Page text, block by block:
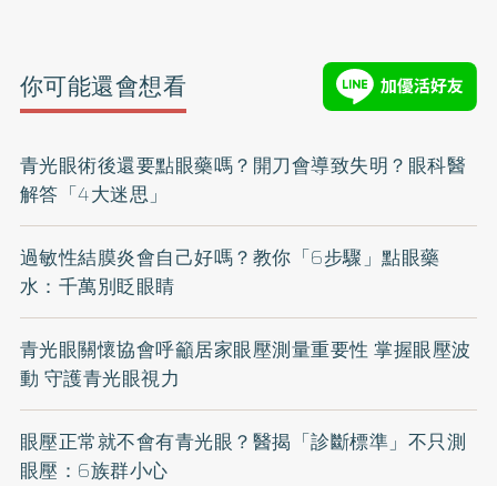
你可能還會想看
青光眼術後還要點眼藥嗎？開刀會導致失明？眼科醫
解答「4大迷思」
過敏性結膜炎會自己好嗎？教你「6步驟」點眼藥
水：千萬別眨眼睛
青光眼關懷協會呼籲居家眼壓測量重要性 掌握眼壓波
動 守護青光眼視力
眼壓正常就不會有青光眼？醫揭「診斷標準」不只測
眼壓：6族群小心